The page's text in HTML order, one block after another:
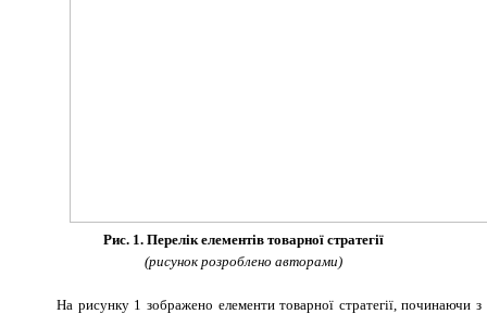
Рис. 1. Перелік елементів товарної стратегії
(рисунок розроблено авторами)
На рисунку 1 зображено елементи товарної стратегії, починаючи з